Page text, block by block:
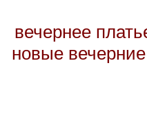
вечернее
новые